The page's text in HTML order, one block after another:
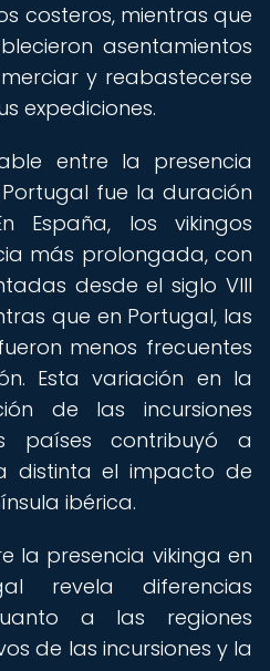
costeros, mientras que
asentamientos
y reabastecerse
expediciones.
entre la presencia
fue la duración
España, los vikingos
más prolongada, con
desde el siglo VIII
que en Portugal, las
menos frecuentes
Esta variación en la
de las incursiones
países contribuyó a
distinta el impacto de
ibérica.
la presencia vikinga en
revela diferencias
a las regiones
de las incursiones y la